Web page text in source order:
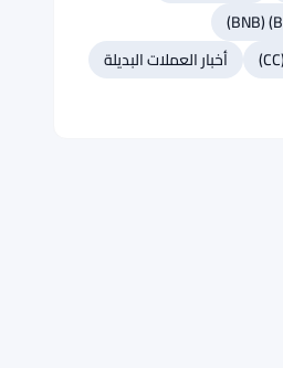
أخبار العملات البديلة